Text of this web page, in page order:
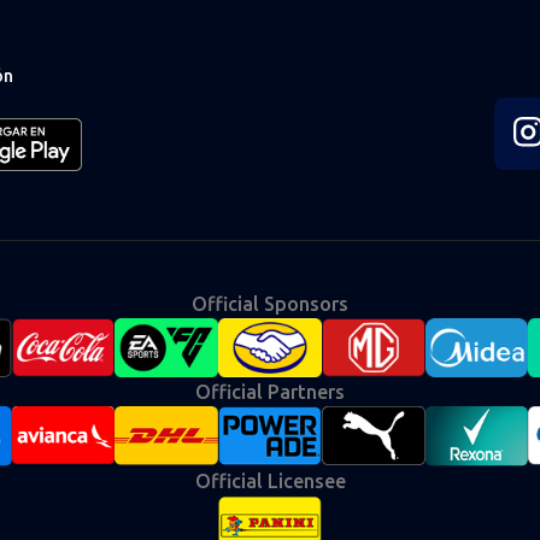
us
on
Official Sponsors
Official Partners
Official Licensee